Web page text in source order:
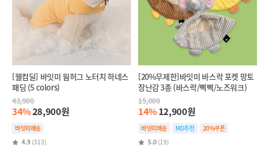
[웰컴딜] 바잇미 웜허그 노터치 하네스
패딩 (5 colors)
43,900
34%28,900원
바잇미배송
4.9 (313)
[20%무제한]바잇미 바스락 포켓 망토
장난감 3종 (바스락/삑삑/노즈워크)
15,000
14%12,900원
바잇미배송 MD추천
20%쿠폰
5.0 (19)